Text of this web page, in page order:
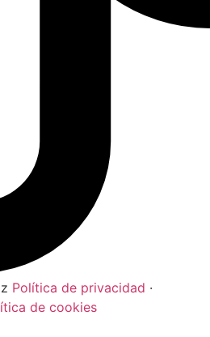
Política de privacidad ·
de cookies